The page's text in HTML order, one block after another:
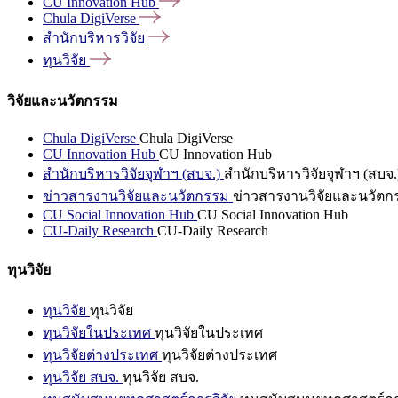
Chula DigiVerse
สำนักบริหารวิจัย
ทุนวิจัย
วิจัยและนวัตกรรม
Chula DigiVerse Chula DigiVerse
CU Innovation Hub CU Innovation Hub
สำนักบริหารวิจัยจุฬาฯ (สบจ.) สำนักบริหารวิจัยจุฬาฯ (สบจ
ข่าวสารงานวิจัยและนวัตกรรม ข่าวสารงานวิจัยและนวัตก
CU Social Innovation Hub CU Social Innovation Hub
CU-Daily Research CU-Daily Research
ทุนวิจัย
ทุนวิจัย ทุนวิจัย
ทุนวิจัยในประเทศ ทุนวิจัยในประเทศ
ทุนวิจัยต่างประเทศ ทุนวิจัยต่างประเทศ
ทุนวิจัย สบจ. ทุนวิจัย สบจ.